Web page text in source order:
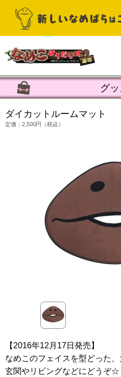
グ
ダイカットルームマット
定価：2,500円（税込）
【2016年12月17日発売】
なめこのフェイスを型どった、
玄関やリビングなどにどうぞ☆